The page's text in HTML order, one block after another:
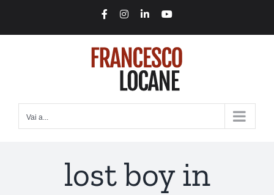
FacebookInstagram
LinkedInYouTube
Vai a...
lost boy in